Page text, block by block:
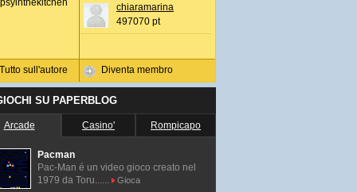
Tutto sull'autore
chiaramarina
497070 pt
Diventa membro
SU PAPERBLOG
Arcade Casino' Rompicapo
Pacman
Pac-Man é un video gioco creato nel
1979 da Toru......
Gioca